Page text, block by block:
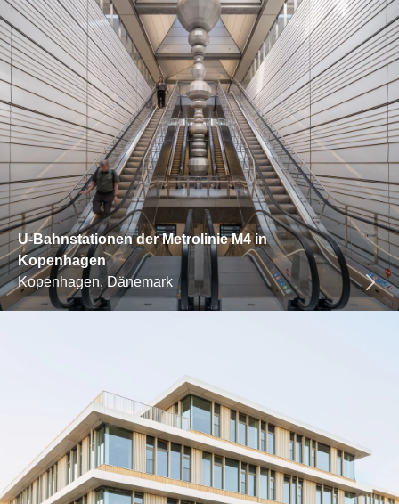
U-Bahnstationen der Metrolinie M4 in
Kopenhagen
Kopenhagen, Dänemark